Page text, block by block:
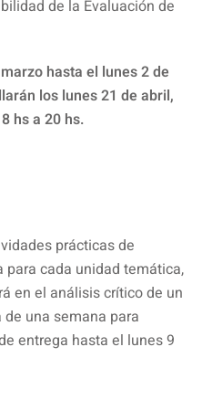
de la Evaluación de
hasta el lunes 2 de
los lunes 21 de abril,
hs a 20 hs.
prácticas de
cada unidad temática,
en el análisis crítico de un
una semana para
entrega hasta el lunes 9